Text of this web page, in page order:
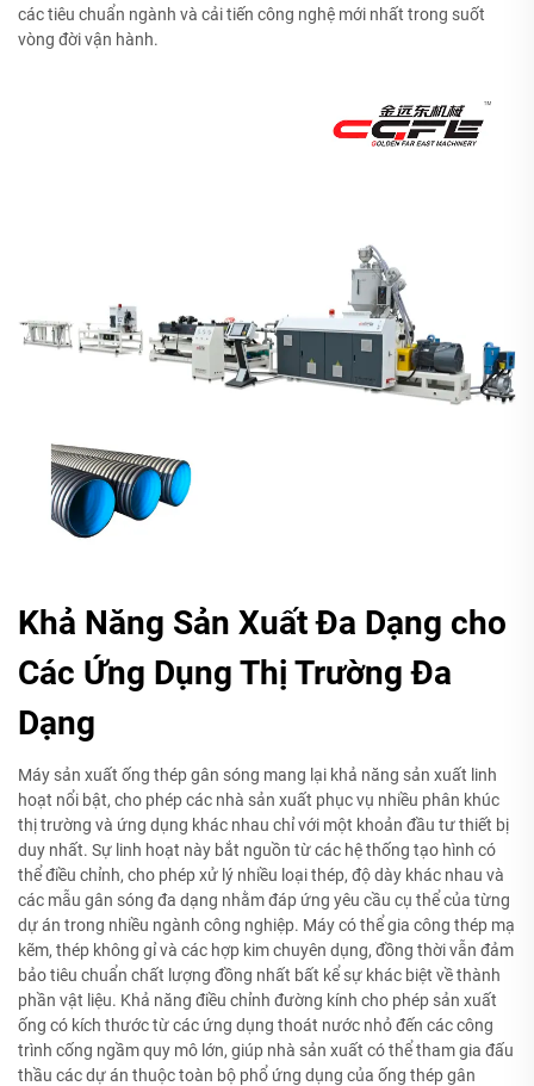
các tiêu chuẩn ngành và cải tiến công nghệ mới nhất trong suốt
vòng đời vận hành.
Khả Năng Sản Xuất Đa Dạng cho
Các Ứng Dụng Thị Trường Đa
Dạng
Máy sản xuất ống thép gân sóng mang lại khả năng sản xuất linh
hoạt nổi bật, cho phép các nhà sản xuất phục vụ nhiều phân khúc
thị trường và ứng dụng khác nhau chỉ với một khoản đầu tư thiết bị
duy nhất. Sự linh hoạt này bắt nguồn từ các hệ thống tạo hình có
thể điều chỉnh, cho phép xử lý nhiều loại thép, độ dày khác nhau và
các mẫu gân sóng đa dạng nhằm đáp ứng yêu cầu cụ thể của từng
dự án trong nhiều ngành công nghiệp. Máy có thể gia công thép mạ
kẽm, thép không gỉ và các hợp kim chuyên dụng, đồng thời vẫn đảm
bảo tiêu chuẩn chất lượng đồng nhất bất kể sự khác biệt về thành
phần vật liệu. Khả năng điều chỉnh đường kính cho phép sản xuất
ống có kích thước từ các ứng dụng thoát nước nhỏ đến các công
trình cống ngầm quy mô lớn, giúp nhà sản xuất có thể tham gia đấu
thầu các dự án thuộc toàn bộ phổ ứng dụng của ống thép gân